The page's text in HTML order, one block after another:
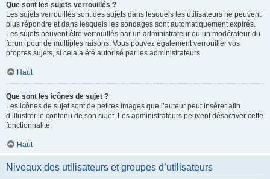
Que sont les sujets verrouillés ?
Les sujets verrouillés sont des sujets dans lesquels les utilisateurs ne peuvent
plus répondre et dans lesquels les sondages sont automatiquement expirés.
Les sujets peuvent être verrouillés par un administrateur ou un modérateur du
forum pour de multiples raisons. Vous pouvez également verrouiller vos
propres sujets, si cela a été autorisé par les administrateurs.
Haut
Que sont les icônes de sujet ?
Les icônes de sujet sont de petites images que l’auteur peut insérer afin
d’illustrer le contenu de son sujet. Les administrateurs peuvent désactiver cette
fonctionnalité.
Haut
Niveaux des utilisateurs et groupes d’utilisateurs